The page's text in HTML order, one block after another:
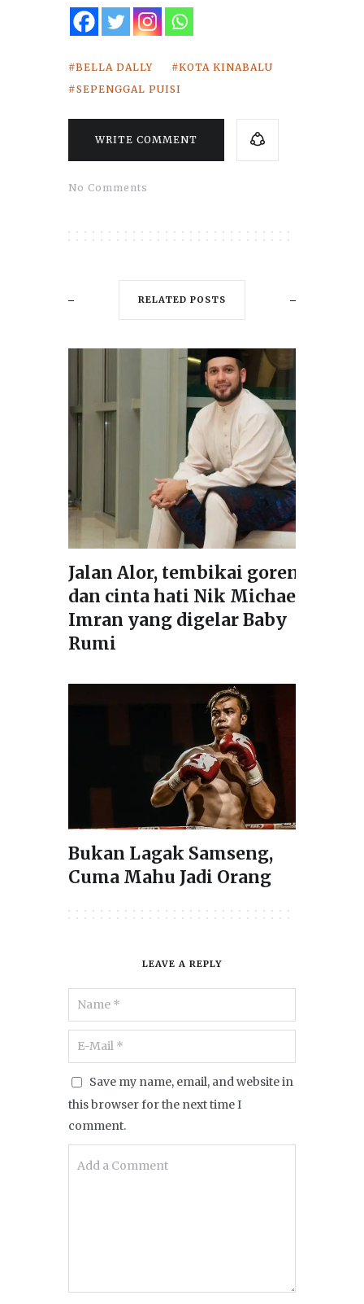
BELLA DALLY
KOTA KINABALU
SEPENGGAL PUISI
WRITE COMMENT
No Comments
RELATED POSTS
Jalan Alor, tembikai goreng
dan cinta hati Nik Michael
Imran yang digelar Baby
Rumi
Bukan Lagak Samseng,
Cuma Mahu Jadi Orang
LEAVE A REPLY
Save my name, email, and website in
this browser for the next time I
comment.